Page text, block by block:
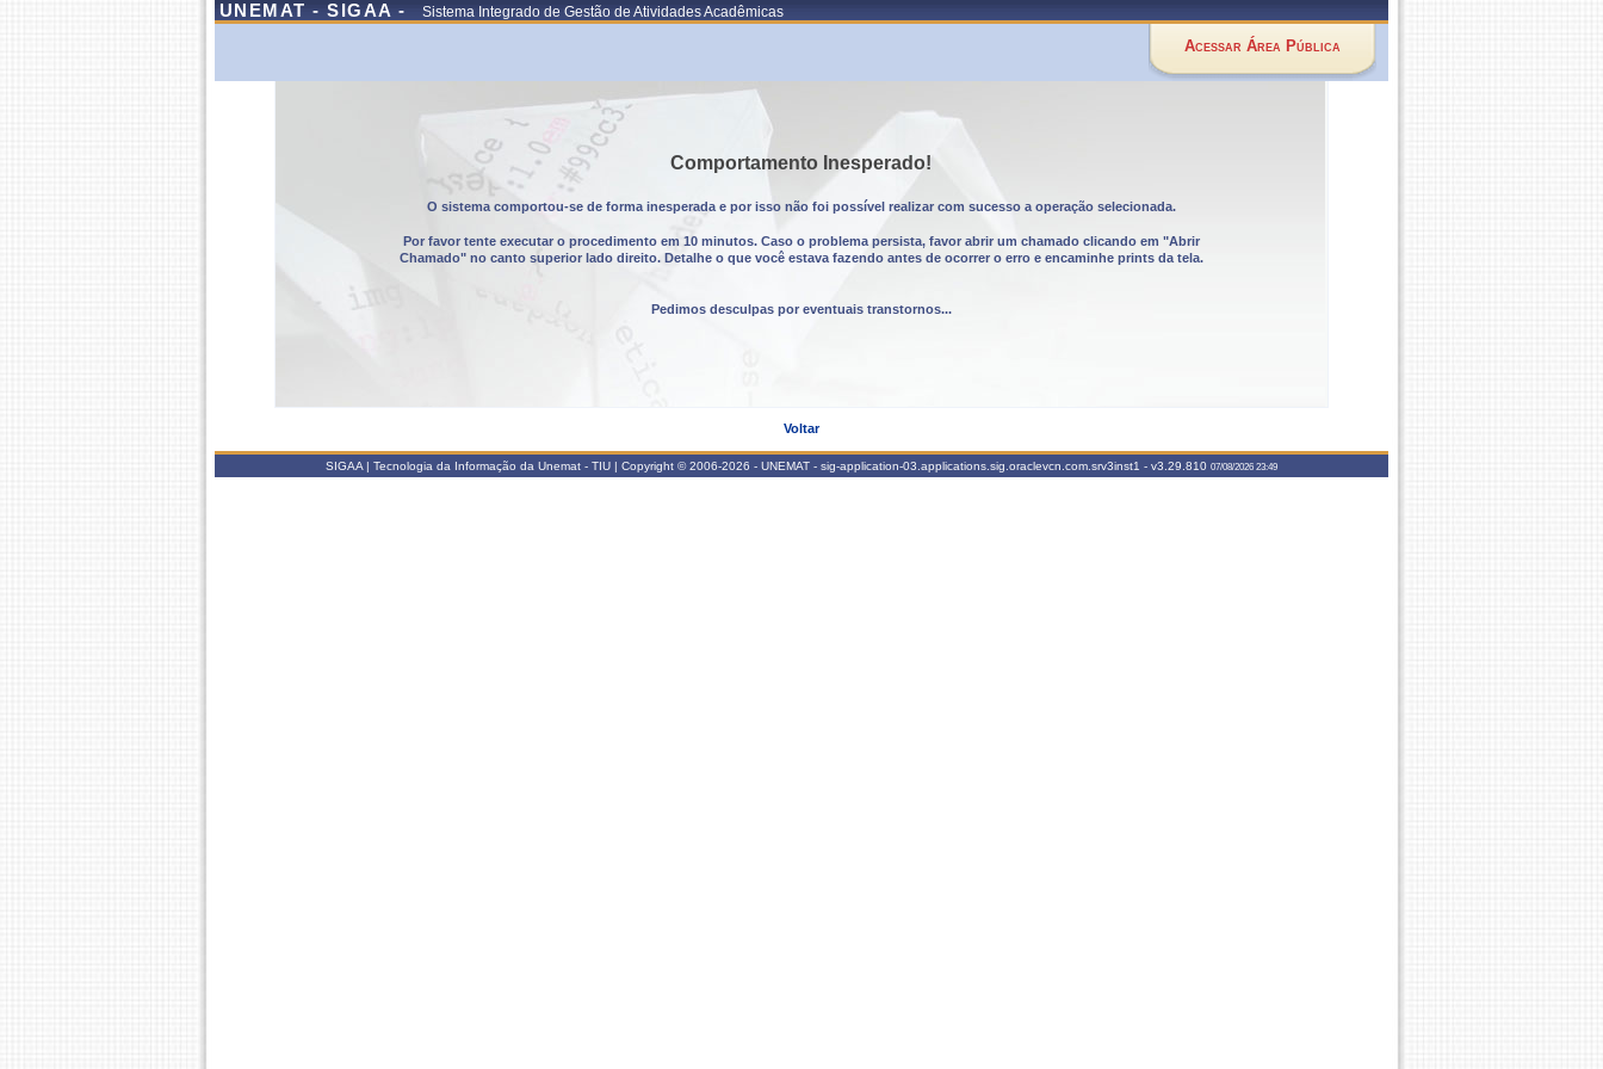
UNEMAT - SIGAA - Sistema Integrado de Gestão de Atividades Acadêmicas
Acessar Área Pública
Comportamento Inesperado!
O sistema comportou-se de forma inesperada e por isso não foi possível realizar com sucesso a operação selecionada.
Por favor tente executar o procedimento em 10 minutos. Caso o problema persista, favor abrir um chamado clicando em "Abrir
Chamado" no canto superior lado direito. Detalhe o que você estava fazendo antes de ocorrer o erro e encaminhe prints da tela.
Pedimos desculpas por eventuais transtornos...
Voltar
SIGAA | Tecnologia da Informação da Unemat - TIU | Copyright © 2006-2026 - UNEMAT - sig-application-03.applications.sig.oraclevcn.com.srv3inst1 - v3.29.810 07/08/2026 23:49